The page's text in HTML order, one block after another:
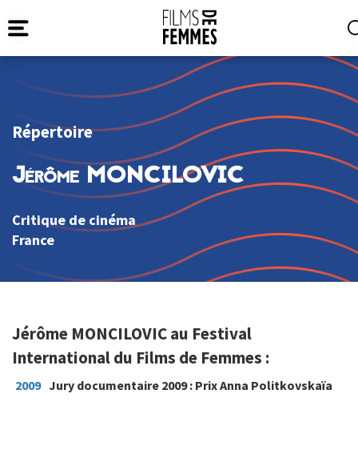
Répertoire
Jérôme MONCILOVIC
Critique de cinéma
France
Jérôme MONCILOVIC au Festival
International du Films de Femmes :
2009 Jury documentaire 2009 : Prix Anna Politkovskaïa